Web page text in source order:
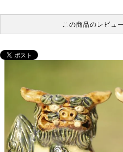
この商品のレビュ